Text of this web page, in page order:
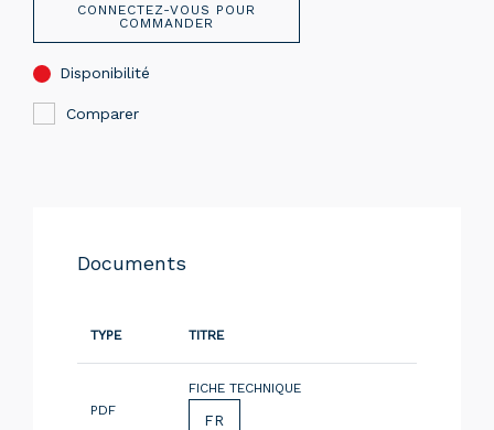
CONNECTEZ-VOUS POUR
COMMANDER
Disponibilité
Comparer
Documents
TYPE TITRE
PDF
FICHE TECHNIQUE
FR